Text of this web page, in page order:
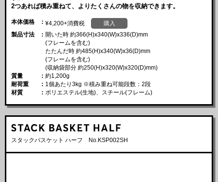
2つあれば積み重ねて、よりたくさんの物を収納できます。
本体価格 ¥4,200+消費税
購入
製品寸法
開いた時 約366(H)x340(W)x336(D)mm
(フレームを含む)
たたんだ時 約485(H)x340(W)x36(D)mm
(フレームを含む)
(収納袋部分 約250(H)x320(W)x320(D)mm)
質量
約1,200g
耐荷重
1個あたり3kg ※積み重ね可能段数：2段
材質
ポリエステル(生地)、スチール(フレーム)
スタックバスケット ハーフ No.KSP002SH